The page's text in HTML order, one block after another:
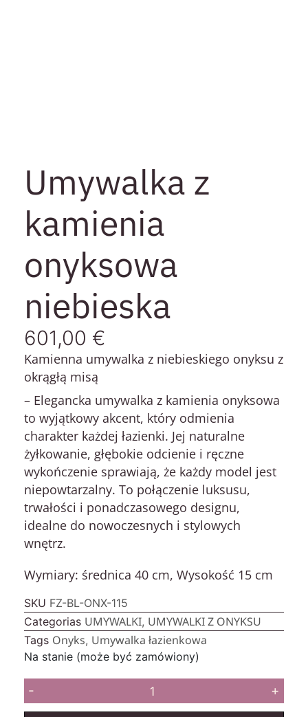
Umywalka z
kamienia
onyksowa
niebieska
601,00 €
Kamienna umywalka z niebieskiego onyksu z
okrągłą misą
– Elegancka umywalka z kamienia onyksowa
to wyjątkowy akcent, który odmienia
charakter każdej łazienki. Jej naturalne
żyłkowanie, głębokie odcienie i ręczne
wykończenie sprawiają, że każdy model jest
niepowtarzalny. To połączenie luksusu,
trwałości i ponadczasowego designu,
idealne do nowoczesnych i stylowych
wnętrz.
Wymiary: średnica 40 cm, Wysokość 15 cm
SKU FZ-BL-ONX-115
Categorias UMYWALKI, UMYWALKI Z ONYKSU
Tags Onyks, Umywalka łazienkowa
Na stanie (może być zamówiony)
- +